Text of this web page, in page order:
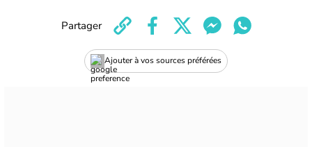
Ajouter à vos sources préférées
Partager